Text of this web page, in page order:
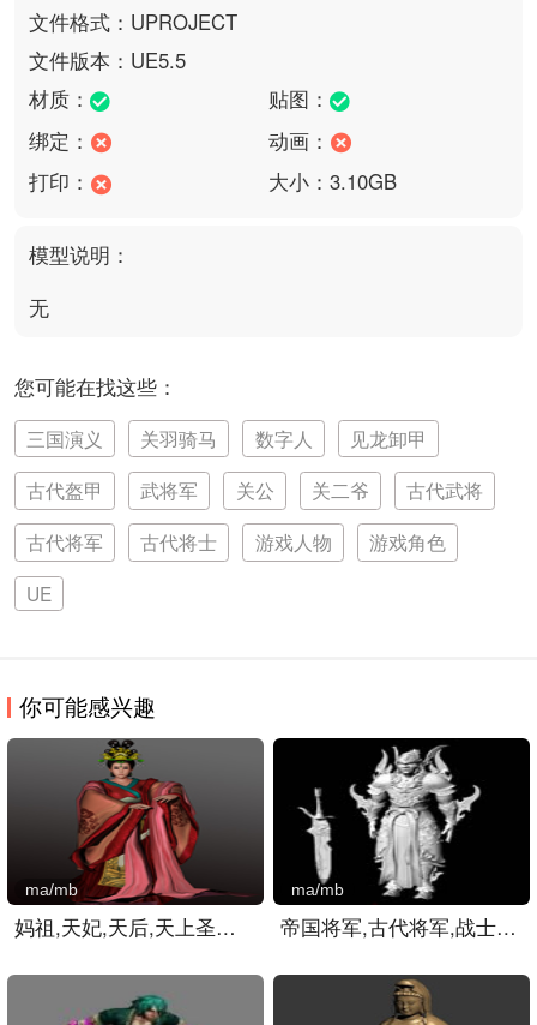
文件格式：UPROJECT
文件版本：UE5.5
材质：
贴图：
绑定：
动画：
打印：
大小：3.10GB
模型说明：
无
您可能在找这些：
三国演义 关羽骑马 数字人
见龙卸甲
古代盔甲
武将军 关公 关二爷
古代武将
古代将军
古代将士 游戏人物
游戏角色
UE
你可能感兴趣
妈祖,天妃,天后,天上圣母3..
ma/mb
帝国将军,古代将军,战士,士..
ma/mb